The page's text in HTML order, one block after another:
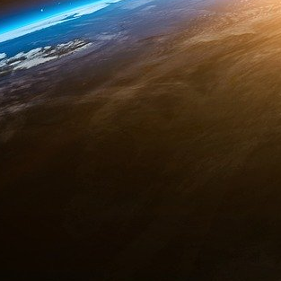
Le collègue et ami de
communiste à Cambridge
crise de 1929 et la montée du
où se tiennent les réunions
beaucoup des « élus »
l’Union soviétique, qui